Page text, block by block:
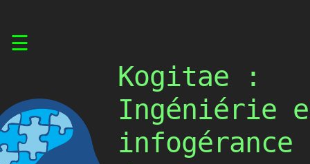
☰
Kogitae :
Ingéniérie
infogérance